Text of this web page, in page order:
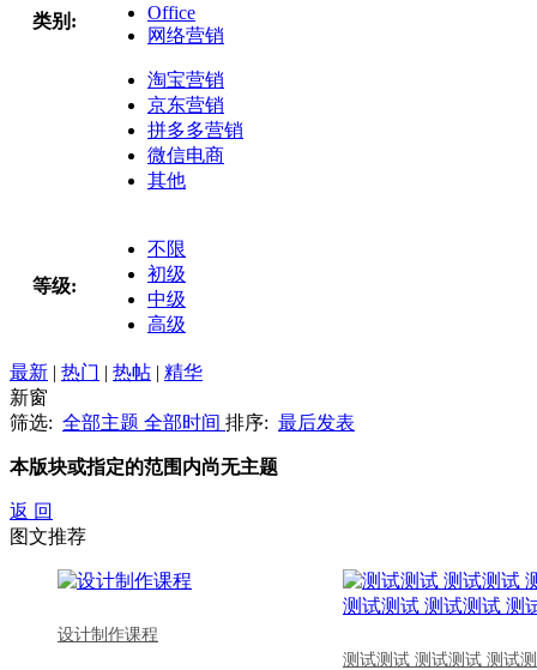
类别:
Office
网络营销
淘宝营销
京东营销
拼多多营销
微信电商
其他
等级:
不限
初级
中级
高级
最新 | 热门 | 热帖 | 精华
新窗
筛选: 全部主题 全部时间 排序: 最后发表
本版块或指定的范围内尚无主题
返 回
图文推荐
设计制作课程
测试测试 测试测试 测试